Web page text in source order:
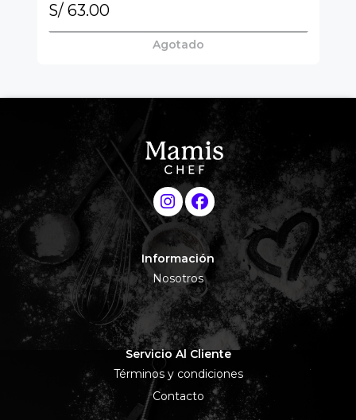
S/ 63.00
Agotado
Información
Nosotros
Servicio Al Cliente
Términos y condiciones
Contacto